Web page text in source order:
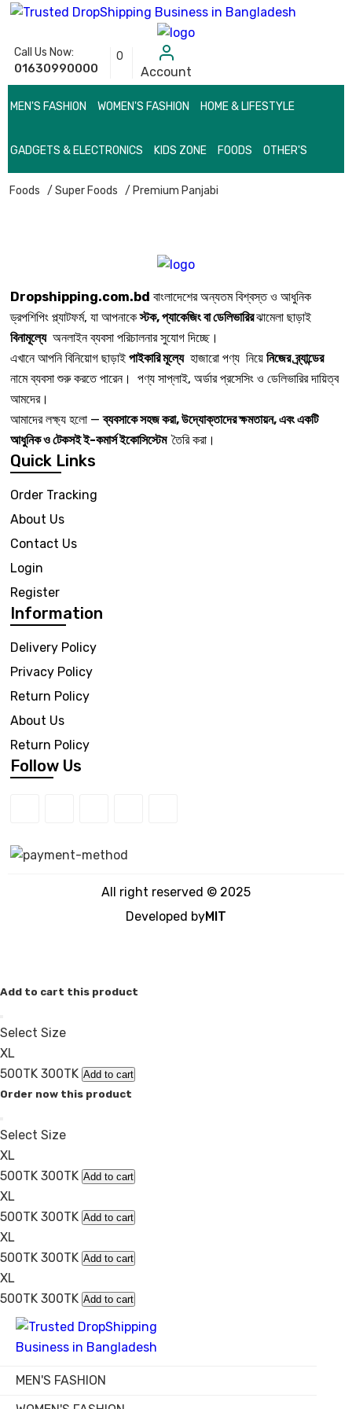
Call Us Now:
01630990000
0
Account
MEN'S FASHION WOMEN'S FASHION HOME & LIFESTYLE
GADGETS & ELECTRONICS KIDS ZONE FOODS OTHER'S
Foods / Super Foods / Premium Panjabi
Dropshipping.com.bd বাংলাদেশের অন্যতম বিশ্বস্ত ও আধুনিক
ড্রপশিপিং প্ল্যাটফর্ম, যা আপনাকেস্টক, প্যাকেজিং বা ডেলিভারিরঝামেলা ছাড়াই
বিনামূল্যেঅনলাইন ব্যবসা পরিচালনার সুযোগ দিচ্ছে।
এখানে আপনি বিনিয়োগ ছাড়াই পাইকারি মূল্যেহাজারো পণ্য নিয়ে নিজের ব্র্যান্ডের
নামে ব্যবসা শুরু করতে পারেন। পণ্য সাপ্লাই, অর্ডার প্রসেসিং ও ডেলিভারির দায়িত্ব
আমদের।
আমাদের লক্ষ্য হলো —ব্যবসাকে সহজ করা, উদ্যোক্তাদের ক্ষমতায়ন, এবং একটি
আধুনিক ও টেকসই ই-কমার্স ইকোসিস্টেম তৈরি করা।
Quick Links
Order Tracking
About Us
Contact Us
Login
Register
Information
Delivery Policy
Privacy Policy
Return Policy
About Us
Return Policy
Follow Us
All right reserved © 2025
Developed byMIT
Add to cart this product
Select Size
XL
500TK 300TK Add to cart
Order now this product
Select Size
XL
500TK 300TK Add to cart
XL
500TK 300TK Add to cart
XL
500TK 300TK Add to cart
XL
500TK 300TK Add to cart
MEN'S FASHION